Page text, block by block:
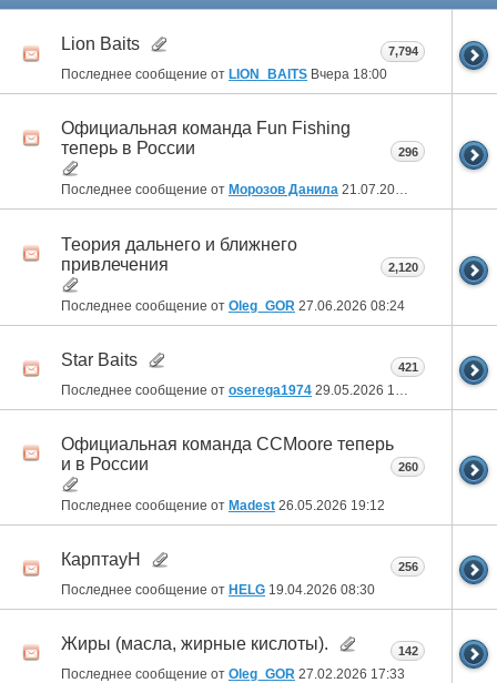
Lion Baits
Последнее сообщение от LION_BAITS Вчера 18:00
7,794
Официальная команда Fun Fishing
теперь в России
Последнее сообщение от Морозов Данила 21.07.2026
296
Теория дальнего и ближнего
привлечения
Последнее сообщение от Oleg_GOR 27.06.2026 08:24
2,120
Star Baits
Последнее сообщение от oserega1974 29.05.2026 12:57
421
Официальная команда CCMoore теперь
и в России
Последнее сообщение от Madest 26.05.2026 19:12
260
КарптауН
Последнее сообщение от HELG 19.04.2026 08:30
256
Жиры (масла, жирные кислоты).
Последнее сообщение от Oleg_GOR 27.02.2026 17:33
142